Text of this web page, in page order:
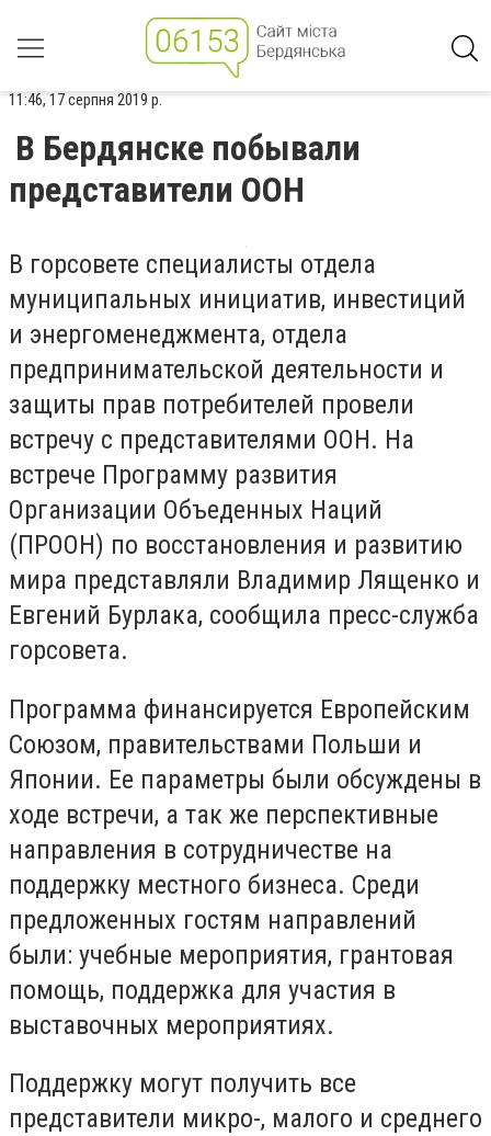
11:46, 17 серпня 2019 р.
В Бердянске побывали
представители ООН
В горсовете специалисты отдела
муниципальных инициатив, инвестиций
и энергоменеджмента, отдела
предпринимательской деятельности и
защиты прав потребителей провели
встречу с представителями ООН. На
встрече Программу развития
Организации Объеденных Наций
(ПРООН) по восстановления и развитию
мира представляли Владимир Лященко и
Евгений Бурлака, сообщила пресс-служба
горсовета.
Программа финансируется Европейским
Союзом, правительствами Польши и
Японии. Ее параметры были обсуждены в
ходе встречи, а так же перспективные
направления в сотрудничестве на
поддержку местного бизнеса. Среди
предложенных гостям направлений
были: учебные мероприятия, грантовая
помощь, поддержка для участия в
выставочных мероприятиях.
Поддержку могут получить все
представители микро-, малого и среднего